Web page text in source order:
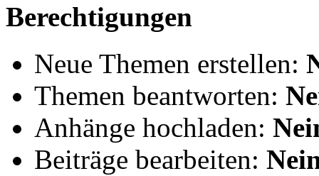
Berechtigungen
Neue Themen erstellen:
Themen beantworten:
Anhänge hochladen:
Beiträge bearbeiten: